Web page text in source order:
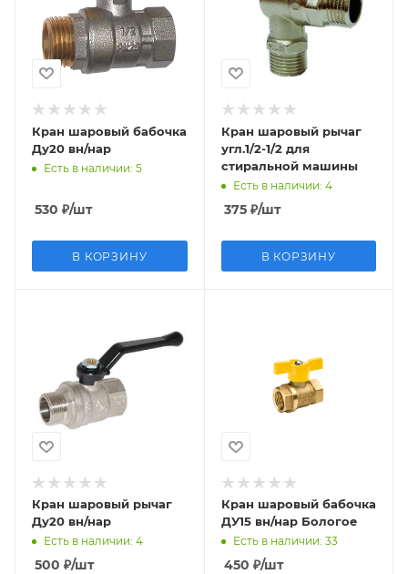
Кран шаровый бабочка
Ду20 вн/нар
Есть в наличии: 5
530 ₽/шт
В КОРЗИНУ
Кран шаровый рычаг
угл.1/2-1/2 для
стиральной машины
Есть в наличии: 4
375₽/шт
В КОРЗИНУ
Кран шаровый рычаг
Ду20 вн/нар
Есть в наличии: 4
500 ₽/шт
Кран шаровый бабочка
ДУ15 вн/нар Бологое
Есть в наличии: 33
450 ₽/шт